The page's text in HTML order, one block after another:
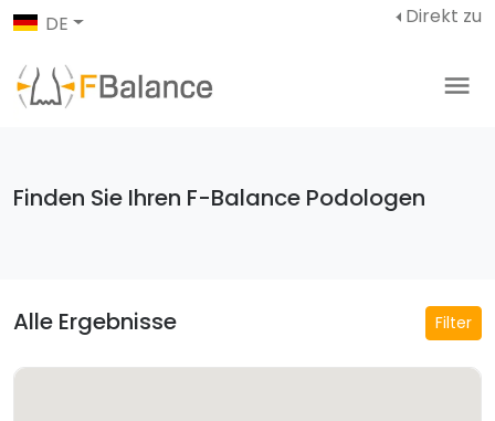
DE Direkt zu
Finden Sie Ihren F-Balance Podologen
Alle Ergebnisse Filter